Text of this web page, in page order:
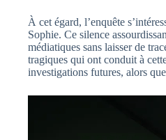
À cet égard, l’enquête
Sophie. Ce silence
médiatiques sans laisser de
tragiques qui ont conduit à
investigations futures, alors